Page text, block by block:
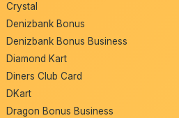
Crystal
Denizbank Bonus
Denizbank Bonus Business
Diamond Kart
Diners Club Card
DKart
Dragon Bonus Business